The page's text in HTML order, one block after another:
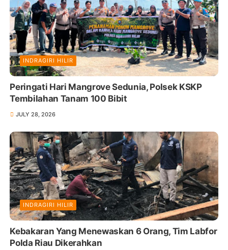
INDRAGIRI HILIR
Peringati Hari Mangrove Sedunia, Polsek KSKP
Tembilahan Tanam 100 Bibit
JULY 28, 2026
INDRAGIRI HILIR
Kebakaran Yang Menewaskan 6 Orang, Tim Labfor
Polda Riau Dikerahkan